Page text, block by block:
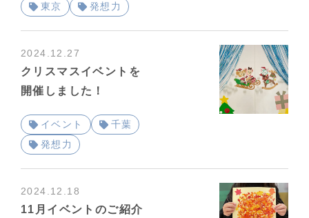
東京 発想力
2024.12.27
クリスマスイベントを
開催しました！
イベント
千葉
発想力
2024.12.18
11月イベントのご紹介